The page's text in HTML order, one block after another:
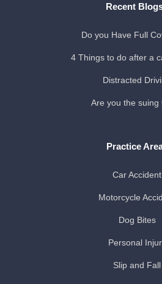
Recent
Do you Have Full
4 Things to do after a
Distracted
Are you the suing
Practice
Car Accident
Motorcycle
Dog Bites
Personal
Slip and Fall